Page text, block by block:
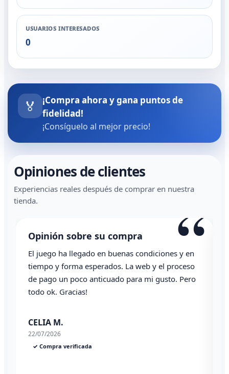
USUARIOS INTERESADOS
0
🏅
¡Compra ahora y gana puntos de
fidelidad!
¡Consíguelo al mejor precio!
Opiniones de clientes
Experiencias reales después de comprar en nuestra
tienda.
“
Opinión sobre su compra
El juego ha llegado en buenas condiciones y en
tiempo y forma esperados. La web y el proceso
de pago un poco anticuado para mi gusto. Pero
todo ok. Gracias!
CELIA M.
22/07/2026
✓ Compra verificada